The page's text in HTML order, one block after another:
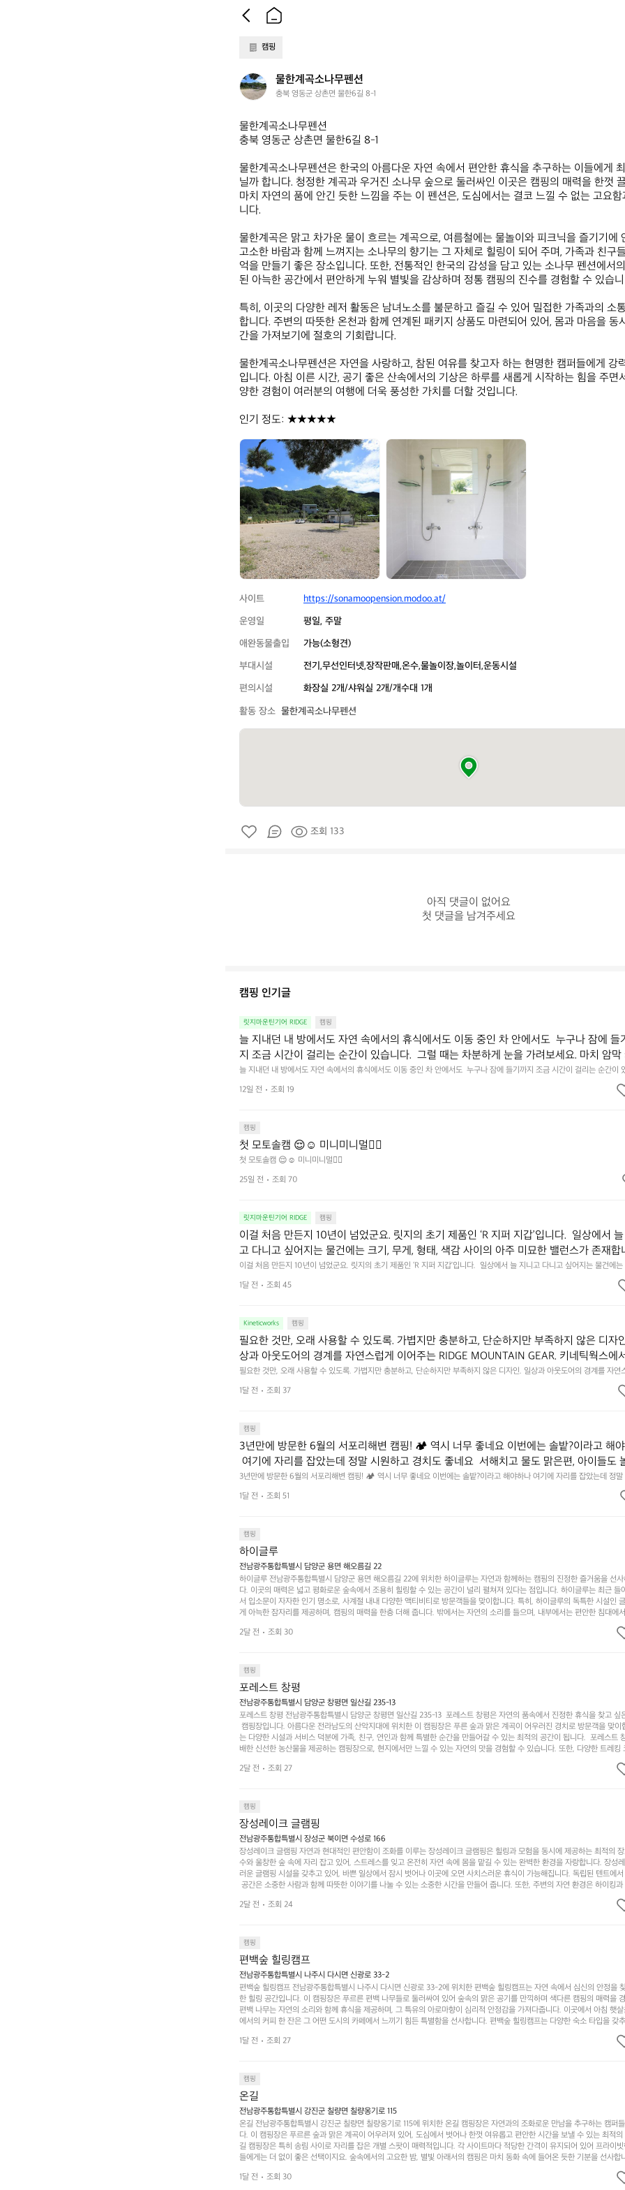
캠핑
물
한
곡
소
나
무
펜
션
물한계곡소나무펜션
충북 영동군 상촌면 물한6길 8-1
물한계곡소나무펜션
충북 영동군 상촌면 물한6길 8-1
물한계곡소나무펜션은 한국의 아름다운 자연 속에서 편안한 휴식을 추구하는 이들에게
닐까 합니다. 청정한 계곡과 우거진 소나무 숲으로 둘러싸인 이곳은 캠핑의 매력을 한껏
마치 자연의 품에 안긴 듯한 느낌을 주는 이 펜션은, 도심에서는 결코 느낄 수 없는 고요
니다.
물한계곡은 맑고 차가운 물이 흐르는 계곡으로, 여름철에는 물놀이와 피크닉을 즐기기에
고소한 바람과 함께 느껴지는 소나무의 향기는 그 자체로 힐링이 되어 주며, 가족과 친구
억을 만들기 좋은 장소입니다. 또한, 전통적인 한국의 감성을 담고 있는 소나무 펜션에서
된 아늑한 공간에서 편안하게 누워 별빛을 감상하며 정통 캠핑의 진수를 경험할 수 있습
특히, 이곳의 다양한 레저 활동은 남녀노소를 불문하고 즐길 수 있어 밀접한 가족과의 소
합니다. 주변의 따뜻한 온천과 함께 연계된 패키지 상품도 마련되어 있어, 몸과 마음을 동
간을 가져보기에 절호의 기회랍니다.
물한계곡소나무펜션은 자연을 사랑하고, 참된 여유를 찾고자 하는 현명한 캠퍼들에게 강
입니다. 아침 이른 시간, 공기 좋은 산속에서의 기상은 하루를 새롭게 시작하는 힘을 주면
양한 경험이 여러분의 여행에 더욱 풍성한 가치를 더할 것입니다.
인기 정도: ★★★★★
물
한
계
곡
소
나
무
펜
션
물
사이트
https://sonamoopension.modoo.at/
운영일
평일, 주말
애완동물출입
가능(소형견)
부대시설
전기,무선인터넷,장작판매,온수,물놀이장,놀이터,운동시설
편의시설
화장실 2개/샤워실 2개/개수대 1개
활동 장소 물한계곡소나무펜션
조회 133
아직 댓글이 없어요
첫 댓글을 남겨주세요
캠핑 인기글
릿지마운틴기어 RIDGE 캠핑
늘 지내던 내 방에서도 자연 속에서의 휴식에서도 이동 중인 차 안에서도  누구나 잠에 들
지 조금 시간이 걸리는 순간이 있습니다.  그럴 때는 차분하게 눈을 가려보세요. 마치 암막
을 조용히 내리듯이.  Polartec® Wind Pro™의 온기가 눈가를 포근히 감싸줍니다.  차가운
를 차단하고, 얼굴에 밀착하여 빛을 막아줍니다.  이 슬립 웜을 쓰는 것만으로 그곳은 나만
늘 지내던 내 방에서도 자연 속에서의 휴식에서도 이동 중인 차 안에서도  누구나 잠에 들기까지 조금 시간이 걸리는 순간이
다.  그럴 때는 차분하게 눈을 가려보세요. 마치 암막 커튼을 조용히 내리듯이.  Polartec® Wind Pro™의 온기가 눈가를 포
줍니다.  차가운 공기를 차단하고, 얼굴에 밀착하여 빛을 막아줍니다.  이 슬립 웜을 쓰는 것만으로 그곳은 나만의 밤이 됩니
12일 전 조회 19
캠핑
첫 모토솔캠 😌☺️ 미니미니멀👌🏼
첫 모토솔캠 😌☺️ 미니미니멀👌🏼
25일 전
조회 70
릿지마운틴기어 RIDGE 캠핑
이걸 처음 만든지 10년이 넘었군요. 릿지의 초기 제품인 ‘R 지퍼 지갑’입니다.  일상에서
고 다니고 싶어지는 물건에는 크기, 무게, 형태, 색감 사이의 아주 미묘한 밸런스가 존재합
예를 들자면 일에 집중하느라 책상 위 가장자리에 대충 걸쳐 놓아도 시야에 걸리적거리
것. R 지퍼 지갑은 바로 그 위화감 없는 균형감에서 출발했습니다.  그중에서도 슬림함에
이걸 처음 만든지 10년이 넘었군요. 릿지의 초기 제품인 ‘R 지퍼 지갑’입니다.  일상에서 늘 지니고 다니고 싶어지는 물건에
무게, 형태, 색감 사이의 아주 미묘한 밸런스가 존재합니다.  예를 들자면 일에 집중하느라 책상 위 가장자리에 대충 걸쳐 놓
야에 걸리적거리지 않는 것. R 지퍼 지갑은 바로 그 위화감 없는 균형감에서 출발했습니다.  그중에서도 슬림함에 철저히 집
1달 전 조회 45
Kineticworks 캠핑
필요한 것만, 오래 사용할 수 있도록. 가볍지만 충분하고, 단순하지만 부족하지 않은 디자
상과 아웃도어의 경계를 자연스럽게 이어주는 RIDGE MOUNTAIN GEAR. 키네틱웍스에
나보세요.
필요한 것만, 오래 사용할 수 있도록. 가볍지만 충분하고, 단순하지만 부족하지 않은 디자인. 일상과 아웃도어의 경계를 자연
1달 전
조회 37
캠핑
3년만에 방문한 6월의 서포리해변 캠핑! 🏕 역시 너무 좋네요 이번에는 솔밭?이라고 해
여기에 자리를 잡았는데 정말 시원하고 경치도 좋네요  서해치고 물도 맑은편, 아이들도
좋고 1박 2일은 넘 짧게 느껴지네요  .1박 1동 1만원 (수금은 7시쯤, 동네에서 관리) .수금
음식물.쓰레기봉투를 1개씩 나누어줌 .솔밭에 바로 화장실있음 .5분거리 cu .2분거리 음
3년만에 방문한 6월의 서포리해변 캠핑! 🏕 역시 너무 좋네요 이번에는 솔밭?이라고 해야하나 여기에 자리를 잡았는데 정말
고 경치도 좋네요  서해치고 물도 맑은편, 아이들도 놀기 좋고 1박 2일은 넘 짧게 느껴지네요  .1박 1동 1만원 (수금은 7시쯤,
관리) .수금하면서 음식물.쓰레기봉투를 1개씩 나누어줌 .솔밭에 바로 화장실있음 .5분거리 cu .2분거리 음식점  항구에서부
1달 전 조회 51
캠핑
하이글루
전남광주통합특별시 담양군 용면 해오름길 22
하이글루 전남광주통합특별시 담양군 용면 해오름길 22에 위치한 하이글루는 자연과 함께하는 캠핑의 진정한 즐거움을 선
다. 이곳의 매력은 넓고 평화로운 숲속에서 조용히 힐링할 수 있는 공간이 널리 펼쳐져 있다는 점입니다. 하이글루는 최근 들
서 입소문이 자자한 인기 명소로, 사계절 내내 다양한 액티비티로 방문객들을 맞이합니다. 특히, 하이글루의 독특한 시설인
게 아늑한 잠자리를 제공하며, 캠핑의 매력을 한층 더해 줍니다. 밖에서는 자연의 소리를 들으며, 내부에서는 편안한 침대에
있는 완벽한 조화가 이루어집니다. 이곳의 장점은 또 다른 캠핑의 매력인 바베큐 파티를 즐길 수 있는 공간이 마련되어 있어
은 시간을 보낼 수 있다는 것입니다. 또한, 하이글루 인근에는 다양한 트레킹 코스와 자전거 도로가 있어 아웃도어 활동을 좋
나누는 이야기들은 여러분의 캠핑 여행을 더욱 특별하게 만들어 줄 것입니다.  인기 정도: ★★★★★
2달 전 조회 30
캠핑
포레스트 창평
전남광주통합특별시 담양군 창평면 일산길 235-13
포레스트 창평 전남광주통합특별시 담양군 창평면 일산길 235-13  포레스트 창평은 자연의 품속에서 진정한 휴식을 찾고 싶
캠핑장입니다. 아름다운 전라남도의 산악지대에 위치한 이 캠핑장은 푸른 숲과 맑은 계곡이 어우러진 경치로 방문객을 맞이
는 다양한 시설과 서비스 덕분에 가족, 친구, 연인과 함께 특별한 순간을 만들어갈 수 있는 최적의 공간이 됩니다.  포레스트
배한 신선한 농산물을 제공하는 캠핑장으로, 현지에서만 느낄 수 있는 자연의 맛을 경험할 수 있습니다. 또한, 다양한 트레킹
캠퍼들이 탐험과 모험의 짜릿함을 누릴 수 있도록 만들어졌습니다. 저녁에는 별빛 아래에서 바베큐 파티를 즐기거나, 잔잔
은 숙면을 취할 수 있는 기회를 제공합니다.  이곳은 자연과의 완벽한 조화를 이루며, 다채로운 야외 활동을 제공합니다. 특
순한 캠핑 그 이상을 제공하며, 자연을 사랑하는 모든 이들에게 꼭 한번 경험해봐야 할 장소로 자리잡았습니다.  인기 정
2달 전 조회 27
캠핑
장성레이크 글램핑
전남광주통합특별시 장성군 북이면 수성로 166
장성레이크 글램핑 자연과 현대적인 편안함이 조화를 이루는 장성레이크 글램핑은 힐링과 모험을 동시에 제공하는 최적의
수와 울창한 숲 속에 자리 잡고 있어, 스트레스를 잊고 온전히 자연 속에 몸을 맡길 수 있는 완벽한 환경을 자랑합니다. 장성
러운 글램핑 시설을 갖추고 있어, 바쁜 일상에서 잠시 벗어나 이곳에 오면 사치스러운 휴식이 가능해집니다. 독립된 텐트에
공간은 소중한 사람과 함께 따뜻한 이야기를 나눌 수 있는 소중한 시간을 만들어 줍니다. 또한, 주변의 자연 환경은 하이킹
액티비티를 즐기기에 그야말로 완벽한 조건을 갖추고 있습니다. 이곳에서의 캠핑은 단순한 숙박이 아닌, 가족과 친구들과
하는 시간이 될 것입니다. 특히 식사를 좋아하는 분들에게는 매주 특별한 바비큐 파티와 지역에서 나는 신선한 재료로 만든
사람들과 함께하세요. 당신의 대자연 속 힐링을 기다리는 장성레이크 글램핑은 언젠가 반드시 방문해봐야 할 명소로 자리매
도: ★★★★★
2달 전 조회 24
캠핑
편백숲 힐링캠프
전남광주통합특별시 나주시 다시면 신광로 33-2
편백숲 힐링캠프 전남광주통합특별시 나주시 다시면 신광로 33-2에 위치한 편백숲 힐링캠프는 자연 속에서 심신의 안정을
한 힐링 공간입니다. 이 캠핑장은 푸르른 편백 나무들로 둘러싸여 있어 숲속의 맑은 공기를 만끽하며 색다른 캠핑의 매력을
편백 나무는 자연의 소리와 함께 휴식을 제공하며, 그 특유의 아로마향이 심리적 안정감을 가져다줍니다. 이곳에서 아침 햇
에서의 커피 한 잔은 그 어떤 도시의 카페에서 느끼기 힘든 특별함을 선사합니다. 편백숲 힐링캠프는 다양한 숙소 타입을 갖
론 친구나 연인과 함께 더욱 기억에 남는 특별한 시간을 보낼 수 있습니다. 주변에는 자전거 도로와 하이킹 트레일이 있어 액
기회도 많은데, 자전거를 타거나 숲속을 거닐며 다양한 생태계를 체험해보는 것도 일상의 스트레스를 잊게 해줍니다. 또한,
조화 속에서 힐링할 수 있는 편백숲 힐링캠프는 현대인의 바쁜 일상에서 벗어나 소중한 시간을 가지고 싶은 분들에게 특히
나주로 떠나 여유로움과 행복이 가득한 캠핑을 경험해보세요! 인기 정도: ★★★★☆
1달 전 조회 27
캠핑
온길
전남광주통합특별시 강진군 칠량면 칠량옹기로 115
온길 전남광주통합특별시 강진군 칠량면 칠량옹기로 115에 위치한 온길 캠핑장은 자연과의 조화로운 만남을 추구하는 캠퍼
다. 이 캠핑장은 푸르른 숲과 맑은 계곡이 어우러져 있어, 도심에서 벗어나 한껏 여유롭고 편안한 시간을 보낼 수 있는 최적
길 캠핑장은 특히 송림 사이로 자리를 잡은 개별 스팟이 매력적입니다. 각 사이트마다 적당한 간격이 유지되어 있어 프라이
들에게는 더 없이 좋은 선택이지요. 숲속에서의 고요한 밤, 별빛 아래서의 캠핑은 마치 동화 속에 들어온 듯한 기분을 선사합
야외 활동도 가능해 가족과 친구들이 함께 즐기기에 적합합니다. 하이킹, 자전거 타기, 그리고 근처의 계곡에서는 수영과 낚
일상에서 벗어나 여러 가지 재미를 선사합니다. 또한, 캠핑장 내에는 깨끗한 화장실과 샤워 시설이 잘 마련되어 있어 편리함
1달 전 조회 30